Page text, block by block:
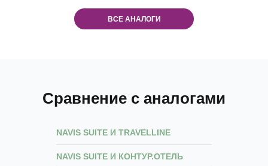
ВСЕ АНАЛОГИ
Сравнение с аналогами
NAVIS SUITE И TRAVELLINE
NAVIS SUITE И КОНТУР.ОТЕЛЬ